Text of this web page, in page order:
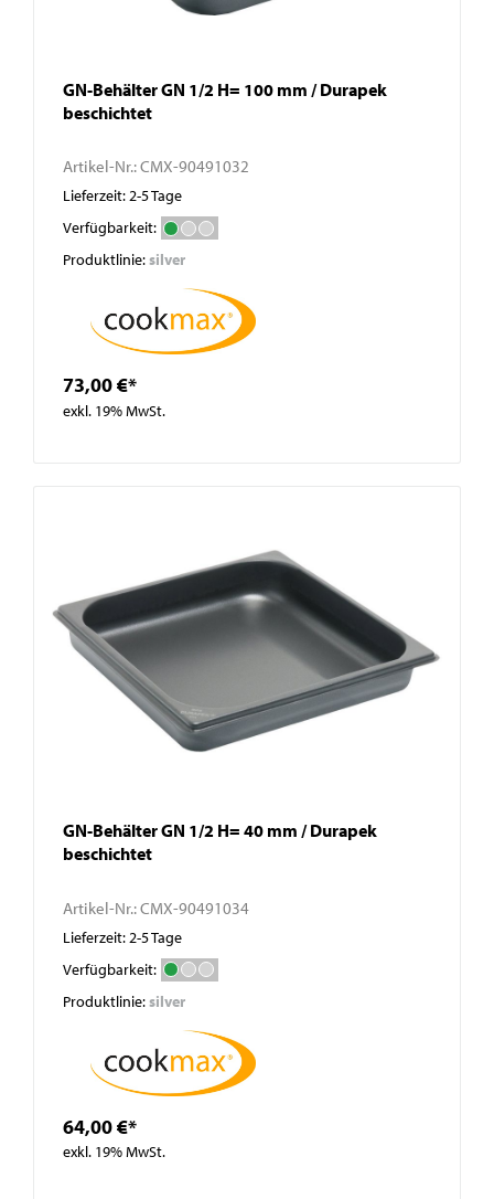
GN-Behälter GN 1/2 H= 100 mm / Durapek
beschichtet
Artikel-Nr.:CMX-90491032
Lieferzeit: 2-5 Tage
Verfügbarkeit:
Produktlinie:silver
73,00 €*
exkl. 19% MwSt.
GN-Behälter GN 1/2 H= 40 mm / Durapek
beschichtet
Artikel-Nr.:CMX-90491034
Lieferzeit: 2-5 Tage
Verfügbarkeit:
Produktlinie:silver
64,00 €*
exkl. 19% MwSt.